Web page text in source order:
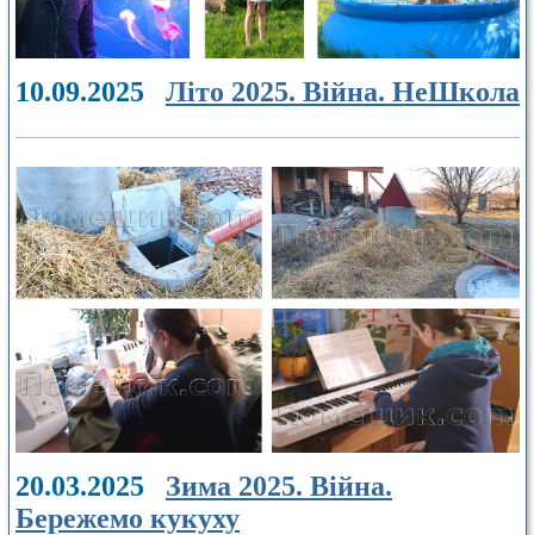
10.09.2025 Літо 2025. Війна. НеШкола
20.03.2025 Зима 2025. Війна.
Бережемо кукуху